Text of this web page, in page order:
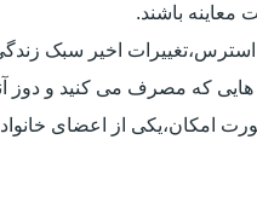
معاینه باشند.
اخیر سبک
هایی که مصرف می کنید و دوز
امکان،یکی از اعضای